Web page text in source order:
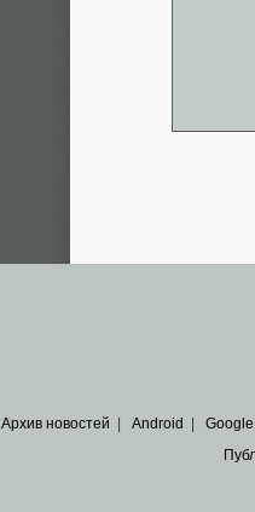
Архив новостей Android Google